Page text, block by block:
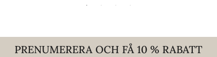
PRENUMERERA OCH FÅ 10 % RABATT